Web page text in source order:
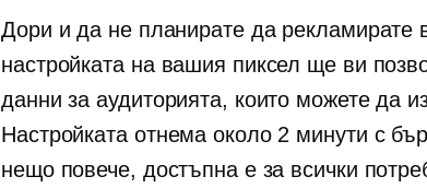
Дори и да не планирате да рекламирате
настройката на вашия пиксел ще ви
данни за аудиторията, които можете да
Настройката отнема около 2 минути с
нещо повече, достъпна е за всички